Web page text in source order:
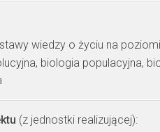
wiedzy o życiu na
biologia populacyjna,
(z jednostki realizującej):